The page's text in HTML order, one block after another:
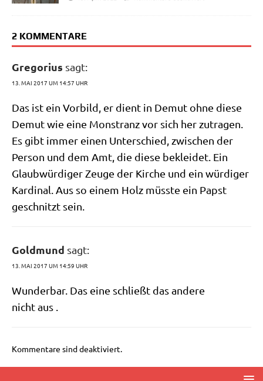
2 KOMMENTARE
Gregorius sagt:
13. MAI 2017 UM 14:57 UHR
Das ist ein Vor­bild, er dient in Demut ohne die­se
Demut wie eine Mon­stranz vor sich her zutra­gen.
Es gibt immer einen Unter­schied, zwi­schen der
Per­son und dem Amt, die die­se beklei­det. Ein
Glaub­wür­di­ger Zeu­ge der Kir­che und ein wür­di­ger
Kar­di­nal. Aus so einem Holz müss­te ein Papst
geschnitzt sein.
Goldmund sagt:
13. MAI 2017 UM 14:59 UHR
Wun­der­bar. Das eine schließt das ande­re
nicht aus .
Kommentare sind deaktiviert.